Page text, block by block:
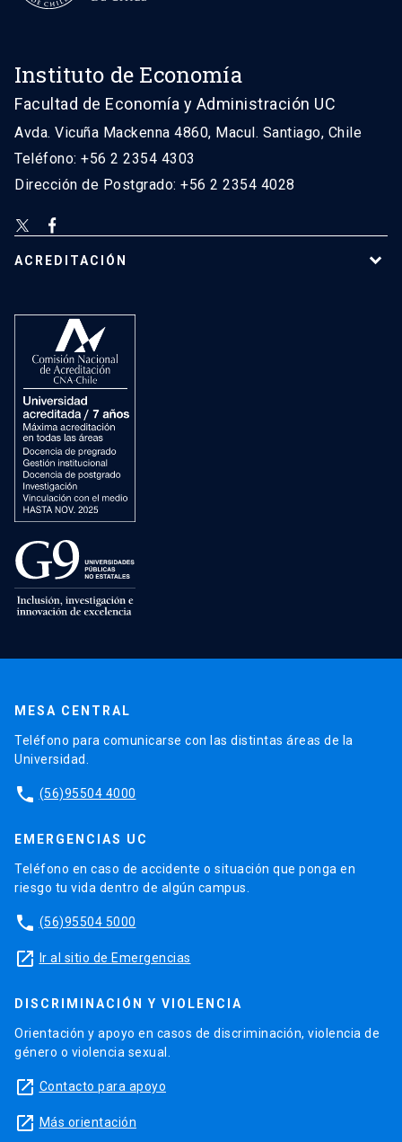
Instituto de Economía
Facultad de Economía y Administración UC
Avda. Vicuña Mackenna 4860, Macul. Santiago, Chile
Teléfono: +56 2 2354 4303
Dirección de Postgrado: +56 2 2354 4028
ACREDITACIÓN
MESA CENTRAL
Teléfono para comunicarse con las distintas áreas de la
Universidad.
phone (56)95504 4000
EMERGENCIAS UC
Teléfono en caso de accidente o situación que ponga en
riesgo tu vida dentro de algún campus.
phone (56)95504 5000
launch Ir al sitio de Emergencias
DISCRIMINACIÓN Y VIOLENCIA
Orientación y apoyo en casos de discriminación, violencia de
género o violencia sexual.
launch Contacto para apoyo
launch Más orientación